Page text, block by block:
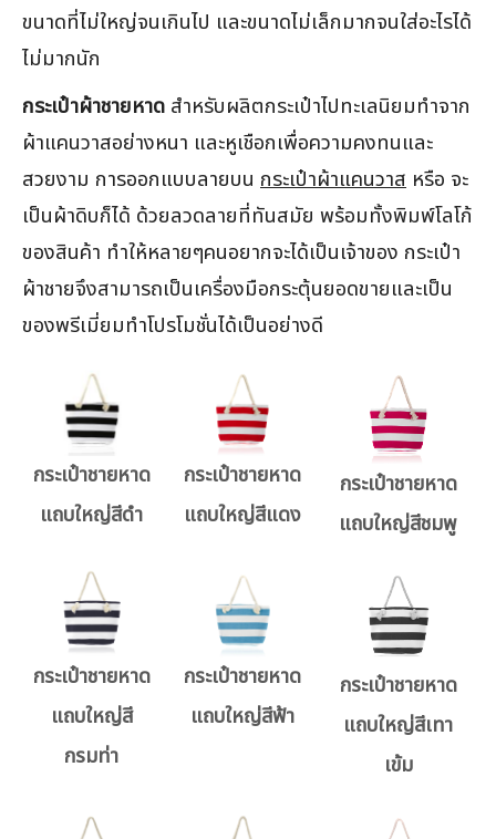
ขนาดที่ไม่ใหญ่จนเกินไป และขนาดไม่เล็กมากจนใส่อะไรได้
ไม่มากนัก
กระเป๋าผ้าชายหาด สำหรับผลิตกระเป๋าไปทะเลนิยมทำจาก
ผ้าแคนวาสอย่างหนา และหูเชือกเพื่อความคงทนและ
สวยงาม การออกแบบลายบน กระเป๋าผ้าแคนวาส หรือ จะ
เป็นผ้าดิบก็ได้ ด้วยลวดลายที่ทันสมัย พร้อมทั้งพิมพ์โลโก้
ของสินค้า ทำให้หลายๆคนอยากจะได้เป็นเจ้าของ กระเป๋า
ผ้าชายจึงสามารถเป็นเครื่องมือกระตุ้นยอดขายและเป็น
ของพรีเมี่ยมทำโปรโมชั่นได้เป็นอย่างดี
กระเป๋าชายหาด
แถบใหญ่สีดำ
กระเป๋าชายหาด
แถบใหญ่สีแดง
กระเป๋าชายหาด
แถบใหญ่สีชมพู
กระเป๋าชายหาด
แถบใหญ่สี
กรมท่า
กระเป๋าชายหาด
แถบใหญ่สีฟ้า
กระเป๋าชายหาด
แถบใหญ่สีเทา
เข้ม